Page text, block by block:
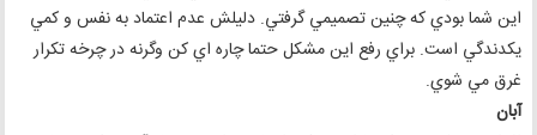
اين شما بودي که چنين تصميمي گرفتي. دليلش عدم اعتماد به نفس و کمي
يکدندگي است. براي رفع اين مشکل حتما چاره اي کن وگرنه در چرخه تکرار
غرق مي شوي.
آبان